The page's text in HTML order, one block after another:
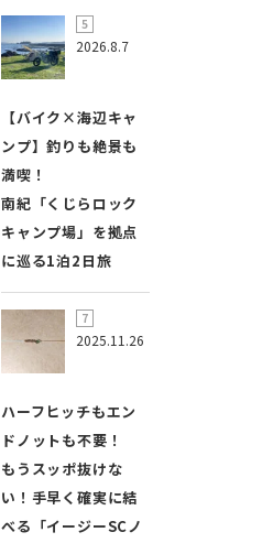
2026.8.7
【バイク×海辺キャ
ンプ】釣りも絶景も
満喫！
南紀「くじらロック
キャンプ場」を拠点
に巡る1泊2日旅
2025.11.26
ハーフヒッチもエン
ドノットも不要！
もうスッポ抜けな
い！手早く確実に結
べる「イージーSCノ